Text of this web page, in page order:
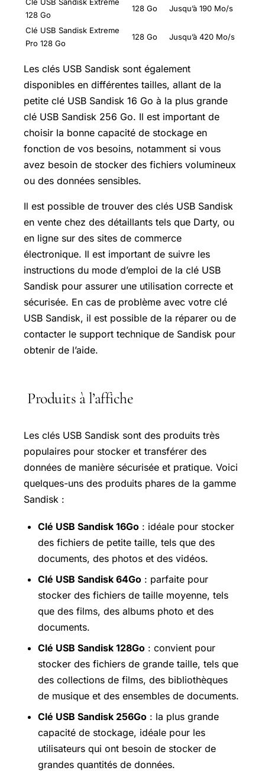
128 Go
128 Go Jusqu’à 190 Mo/s
Clé USB Sandisk Extreme
Pro 128 Go
128 Go Jusqu’à 420 Mo/s
Les clés USB Sandisk sont également
disponibles en différentes tailles, allant de la
petite clé USB Sandisk 16 Go à la plus grande
clé USB Sandisk 256 Go. Il est important de
choisir la bonne capacité de stockage en
fonction de vos besoins, notamment si vous
avez besoin de stocker des fichiers volumineux
ou des données sensibles.
Il est possible de trouver des clés USB Sandisk
en vente chez des détaillants tels que Darty, ou
en ligne sur des sites de commerce
électronique. Il est important de suivre les
instructions du mode d’emploi de la clé USB
Sandisk pour assurer une utilisation correcte et
sécurisée. En cas de problème avec votre clé
USB Sandisk, il est possible de la réparer ou de
contacter le support technique de Sandisk pour
obtenir de l’aide.
Produits à l’affiche
Les clés USB Sandisk sont des produits très
populaires pour stocker et transférer des
données de manière sécurisée et pratique. Voici
quelques-uns des produits phares de la gamme
Sandisk :
Clé USB Sandisk 16Go : idéale pour stocker
des fichiers de petite taille, tels que des
documents, des photos et des vidéos.
Clé USB Sandisk 64Go : parfaite pour
stocker des fichiers de taille moyenne, tels
que des films, des albums photo et des
documents.
Clé USB Sandisk 128Go : convient pour
stocker des fichiers de grande taille, tels que
des collections de films, des bibliothèques
de musique et des ensembles de documents.
Clé USB Sandisk 256Go : la plus grande
capacité de stockage, idéale pour les
utilisateurs qui ont besoin de stocker de
grandes quantités de données.